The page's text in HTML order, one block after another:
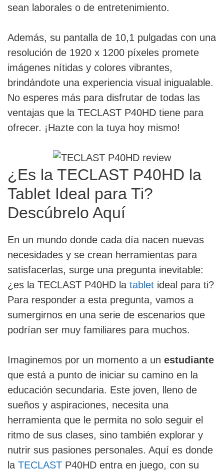
sean laborales o de entretenimiento.
Además, su pantalla de 10,1 pulgadas con una
resolución de 1920 x 1200 píxeles promete
imágenes nítidas y colores vibrantes,
brindándote una experiencia visual inigualable.
No esperes más para disfrutar de todas las
ventajas que la TECLAST P40HD tiene para
ofrecer. ¡Hazte con la tuya hoy mismo!
¿Es la TECLAST P40HD la
Tablet Ideal para Ti?
Descúbrelo Aquí
En un mundo donde cada día nacen nuevas
necesidades y se crean herramientas para
satisfacerlas, surge una pregunta inevitable:
¿es la TECLAST P40HD la tablet ideal para ti?
Para responder a esta pregunta, vamos a
sumergirnos en una serie de escenarios que
podrían ser muy familiares para muchos.
Imaginemos por un momento a un estudiante
que está a punto de iniciar su camino en la
educación secundaria. Este joven, lleno de
sueños y aspiraciones, necesita una
herramienta que le permita no solo seguir el
ritmo de sus clases, sino también explorar y
nutrir sus pasiones personales. Aquí es donde
la TECLAST P40HD entra en juego, con su